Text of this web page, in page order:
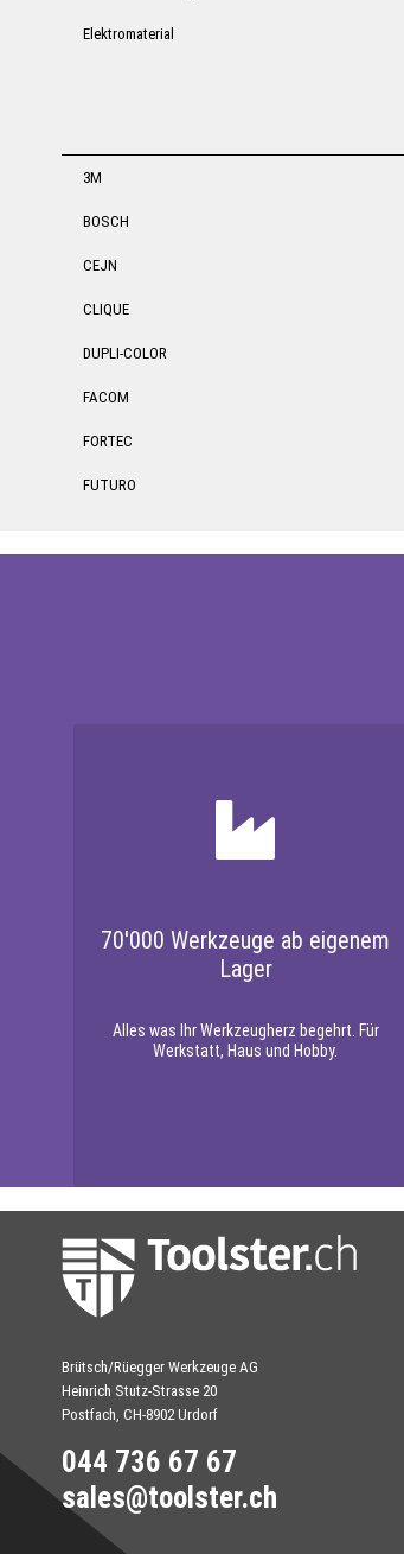
Elektromaterial
3M
BOSCH
CEJN
CLIQUE
DUPLI-COLOR
FACOM
FORTEC
FUTURO
70'000 Werkzeuge ab eigenem
Lager
Alles was Ihr Werkzeugherz begehrt. Für
Werkstatt, Haus und Hobby.
Brütsch/Rüegger Werkzeuge AG
Heinrich Stutz-Strasse 20
Postfach, CH-8902 Urdorf
044 736 67 67
sales@toolster.ch